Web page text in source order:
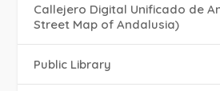
Callejero Digital Unificado de
Street Map of Andalusia)
Public Library